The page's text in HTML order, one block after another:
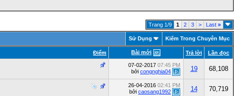
Trang 1/9 1 2 3 > Last »
Sử Dụng Kiếm Trong Chuyên Mục
Ðiểm Bài mới Trả lời Lần đọc
07-02-2017 07:45 PM
bởi congnghia04 19 68,108
26-04-2016 02:41 PM
bởi caosang1992 14 70,719